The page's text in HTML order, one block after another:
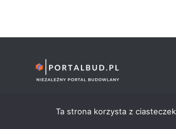
PortalBud.pl - Niezależny Portal
Ta strona korzysta z